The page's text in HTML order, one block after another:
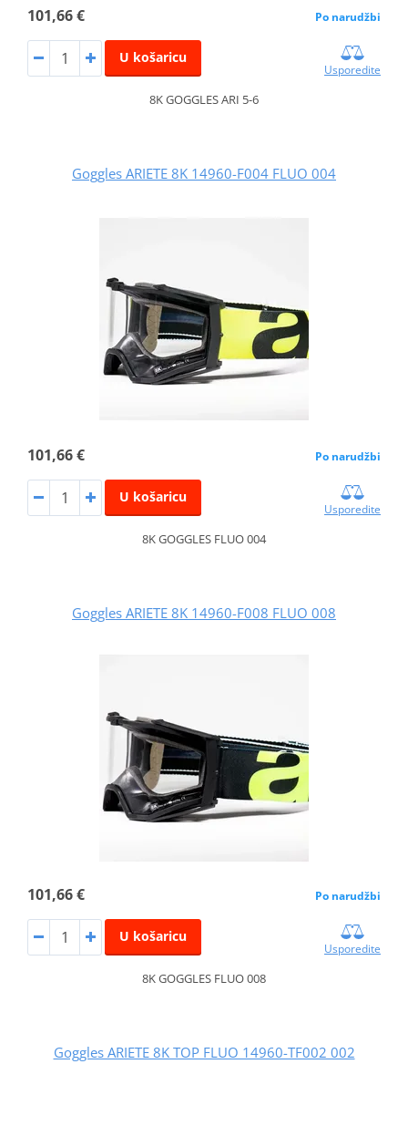
101,66 € Po narudžbi
U košaricu
Usporedite
8K GOGGLES ARI 5-6
Goggles ARIETE 8K 14960-F004 FLUO 004
101,66 € Po narudžbi
U košaricu
Usporedite
8K GOGGLES FLUO 004
Goggles ARIETE 8K 14960-F008 FLUO 008
101,66 € Po narudžbi
U košaricu
Usporedite
8K GOGGLES FLUO 008
Goggles ARIETE 8K TOP FLUO 14960-TF002 002